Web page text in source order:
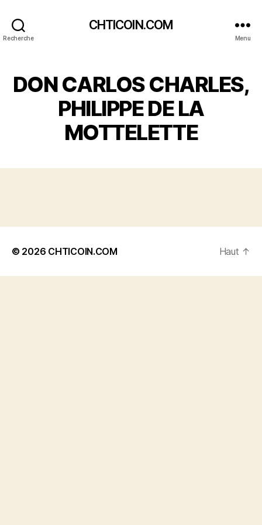
Recherche
CHTICOIN.COM
Menu
DON CARLOS CHARLES,
PHILIPPE DE LA
MOTTELETTE
© 2026 CHTICOIN.COM Haut ↑